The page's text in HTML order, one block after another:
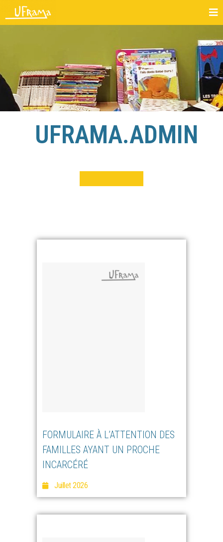
UFRAMA.ADMIN
FORMULAIRE À L’ATTENTION DES
FAMILLES AYANT UN PROCHE
INCARCÉRÉ
Juillet 2026